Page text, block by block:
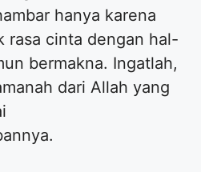
hanya karena
rasa cinta dengan hal-
bermakna. Ingatlah,
dari Allah yang